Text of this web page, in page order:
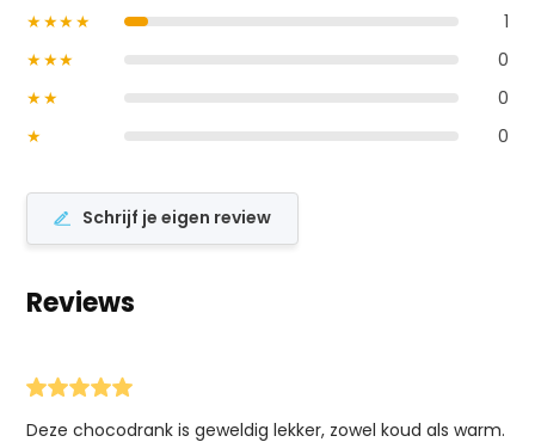
★★★★
1
★★★
0
★★
0
★
0
Schrijf je eigen review
Reviews
Deze chocodrank is geweldig lekker, zowel koud als warm.